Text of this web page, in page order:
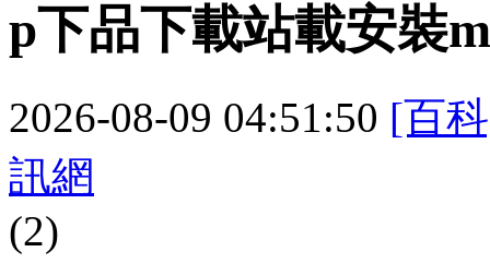
p下品下載站載安裝
2026-08-09 04:51:50 [百
訊網
(2)